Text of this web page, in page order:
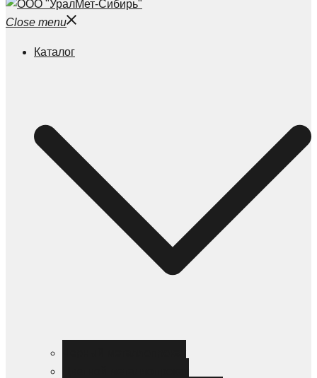
Close menu
Каталог